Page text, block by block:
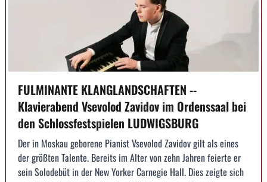
FULMINANTE KLANGLANDSCHAFTEN --
Klavierabend Vsevolod Zavidov im Ordenssaal bei
den Schlossfestspielen LUDWIGSBURG
Der in Moskau geborene Pianist Vsevolod Zavidov gilt als eines
der größten Talente. Bereits im Alter von zehn Jahren feierte er
sein Solodebüt in der New Yorker Carnegie Hall. Dies zeigte sich